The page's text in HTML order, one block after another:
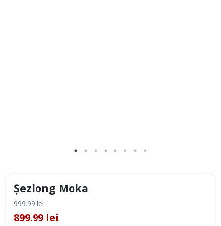
Șezlong Moka
999.99 lei
899.99 lei